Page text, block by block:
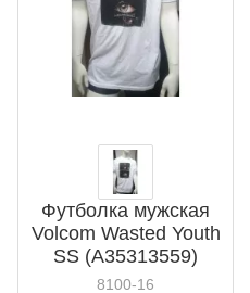
Футболка мужская
Volcom Wasted Youth
SS (A35313559)
8100-16